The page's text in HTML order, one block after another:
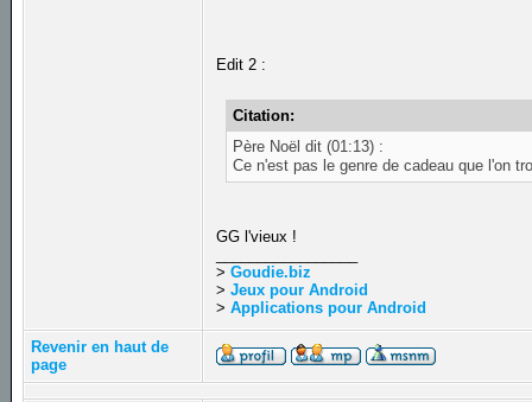
Edit 2 :
Citation:
Père Noël dit (01:13) :
Ce n'est pas le genre de cadeau que l'on
GG l'vieux !
>Goudie.biz
>Jeux pour Android
>Applications pour Android
Revenir en haut de
page